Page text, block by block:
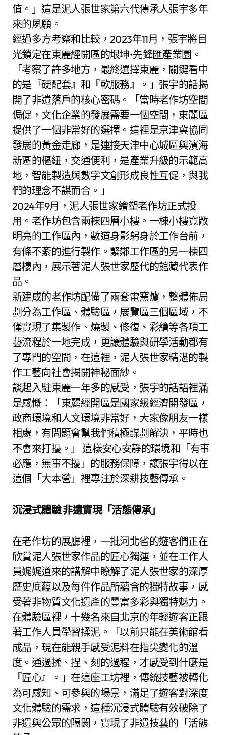
值。」這是泥人張世家第六代傳承人張宇多年
來的夙願。
經過多方考察和比較，2023年11月，張宇將目
光鎖定在東麗經開區的垠坤•先鋒匯產業園。
「考察了許多地方，最終選擇東麗，關鍵看中
的是『硬配套』和『軟服務』。」張宇的話揭
開了非遺落戶的核心密碼。「當時老作坊空間
侷促，文化企業的發展需要一個空間，東麗區
提供了一個非常好的選擇。這裡是京津冀協同
發展的黃金走廊，是連接天津中心城區與濱海
新區的樞紐，交通便利，是產業升級的示範高
地，智能製造與數字文創形成良性互促，與我
們的理念不謀而合。」
2024年9月，泥人張世家繪塑老作坊正式投
用。老作坊包含兩棟四層小樓。一棟小樓寬敞
明亮的工作區內，數道身影躬身於工作台前，
有條不紊的進行製作。緊鄰工作區的另一棟四
層樓內，展示著泥人張世家歷代的館藏代表作
品。
新建成的老作坊配備了兩套電窯爐，整體佈局
劃分為工作區、體驗區，展覽區三個區域，不
僅實現了集製作、燒製、修復、彩繪等各項工
藝流程於一地完成，更讓體驗與研學活動都有
了專門的空間，在這裡，泥人張世家精湛的製
作工藝向社會揭開神秘面紗。
談起入駐東麗一年多的感受，張宇的話語裡滿
是感慨：「東麗經開區是國家級經濟開發區，
政商環境和人文環境非常好，大家像朋友一樣
相處，有問題會幫我們積極謀劃解決，平時也
不會來打擾。」 這樣安心安靜的環境和「有事
必應，無事不擾」的服務保障，讓張宇得以在
這個「大本營」裡專注於深耕技藝傳承。
沉浸式體驗 非遺實現「活態傳承」
在老作坊的展廳裡，一批河北省的遊客們正在
欣賞泥人張世家作品的匠心獨運，並在工作人
員娓娓道來的講解中瞭解了泥人張世家的深厚
歷史底蘊以及每件作品所蘊含的獨特故事，感
受著非物質文化遺產的豐富多彩與獨特魅力。
在體驗區裡，十幾名來自北京的年輕遊客正跟
著工作人員學習揉泥。「以前只能在美術館看
成品，現在能親手感受泥料在指尖變化的溫
度。通過揉、捏、刻的過程，才感受到什麼是
『匠心』。」在這座工坊裡，傳統技藝被轉化
為可感知、可參與的場景，滿足了遊客對深度
文化體驗的需求，這種沉浸式體驗有效破除了
非遺與公眾的隔閡，實現了非遺技藝的「活態